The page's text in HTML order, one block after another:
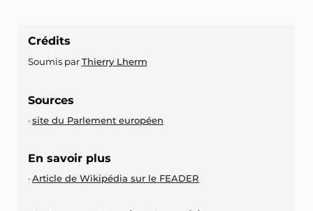
Crédits
Soumis parThierry Lherm
Sources
site du Parlement européen
En savoir plus
Article de Wikipédia sur le FEADER